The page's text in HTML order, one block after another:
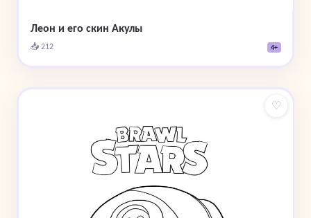
Леон и его скин Акулы
📥 212 4+
♡